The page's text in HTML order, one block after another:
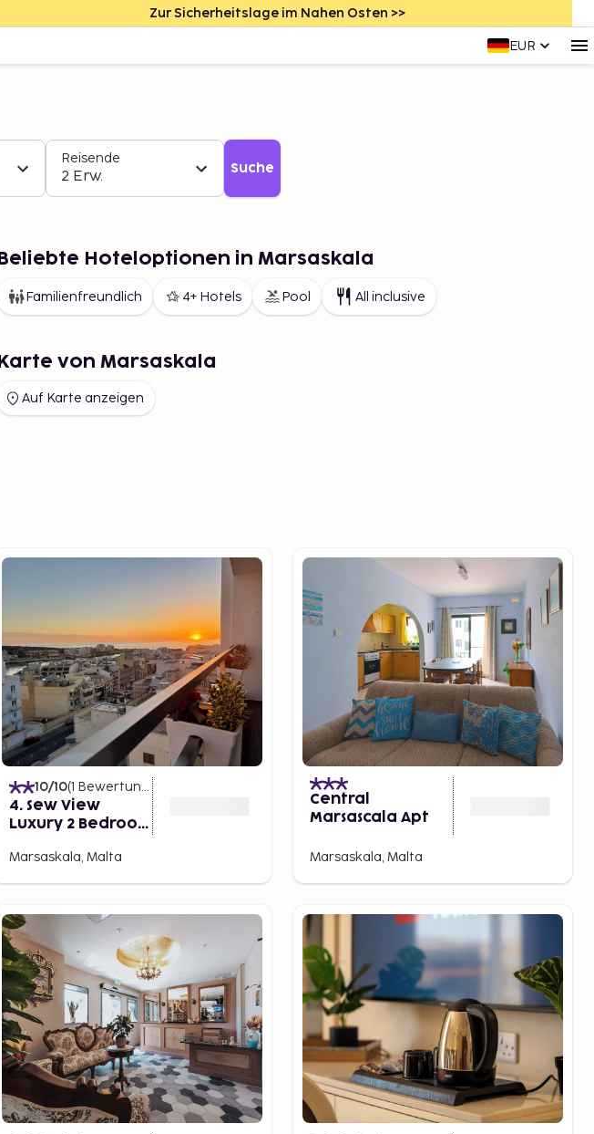
Zur Sicherheitslage im Nahen Osten >>
EUR
Reisende
2 Erw. Suche
Beliebte Hoteloptionen in Marsaskala
Familienfreundlich 4+ Hotels Pool All inclusive
Karte von Marsaskala
Auf Karte anzeigen
10/10(1 Bewertungen
4. Sew View
Luxury 2 Bedroom
Marsaskala, Malta
Central
Marsascala Apt
Marsaskala, Malta